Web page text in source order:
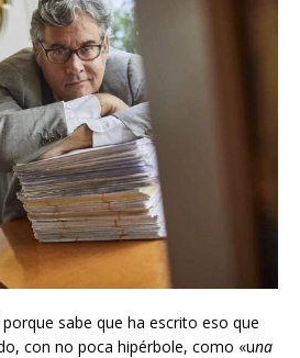
sabe que ha escrito eso que
con no poca hipérbole, como «una